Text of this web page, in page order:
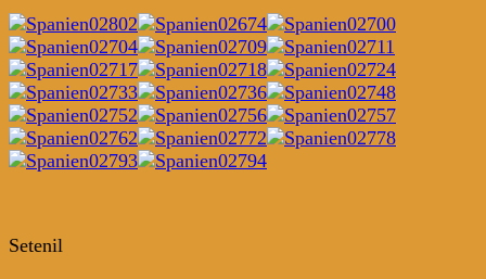
Setenil